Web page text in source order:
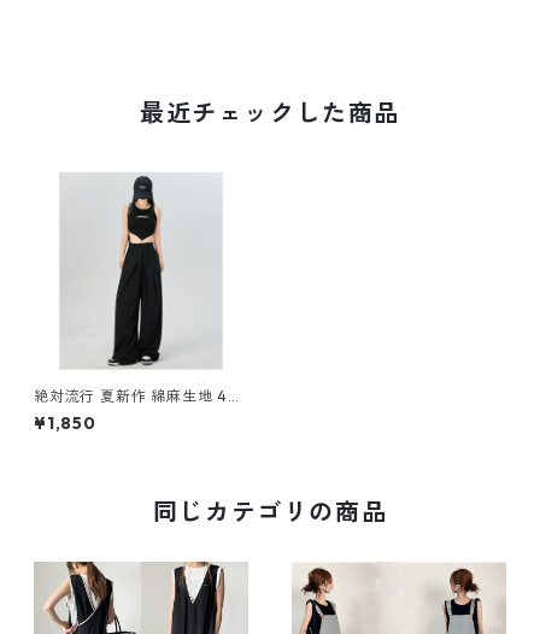
最近チェックした商品
絶対流行 夏新作 綿麻生地 4色
展開 ゆったりワイドパンツ m
-422
¥1,850
同じカテゴリの商品